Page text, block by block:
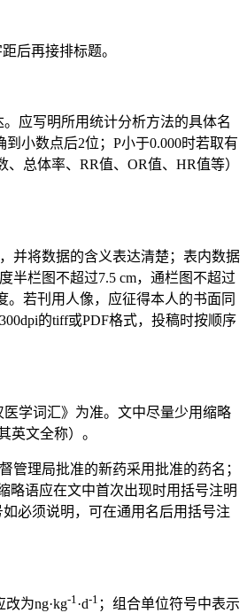
后再接排标题。
应写明所用统计分析方法的具体名
小数点后2位；P小于0.000时若取有
总体率、RR值、OR值、HR值等）
并将数据的含义表达清楚；表内数据
半栏图不超过7.5 cm，通栏图不超过
若刊用人像，应征得本人的书面同
的tiff或PDF格式，投稿时按顺序
学词汇》为准。文中尽量少用缩略
英文全称）。
管理局批准的新药采用批准的药名；
略语应在文中首次出现时用括号注明
必须说明，可在通用名后用括号注
改为ng·kg-1·d-1 ；组合单位符号中表示